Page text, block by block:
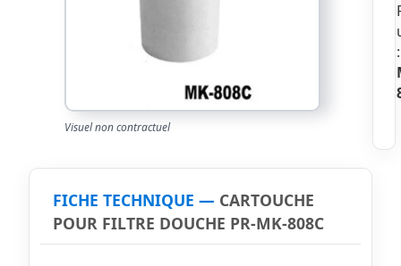
Visuel non contractuel
FICHE TECHNIQUE — CARTOUCHE
POUR FILTRE DOUCHE PR-MK-808C